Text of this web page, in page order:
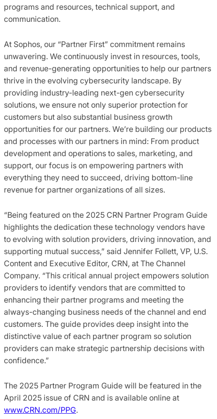
programs and resources, technical support, and
communication.
At Sophos, our “Partner First” commitment remains
unwavering. We continuously invest in resources, tools,
and revenue-generating opportunities to help our partners
thrive in the evolving cybersecurity landscape. By
providing industry-leading next-gen cybersecurity
solutions, we ensure not only superior protection for
customers but also substantial business growth
opportunities for our partners. We’re building our products
and processes with our partners in mind: From product
development and operations to sales, marketing, and
support, our focus is on empowering partners with
everything they need to succeed, driving bottom-line
revenue for partner organizations of all sizes.
“Being featured on the 2025 CRN Partner Program Guide
highlights the dedication these technology vendors have
to evolving with solution providers, driving innovation, and
supporting mutual success,” said Jennifer Follett, VP, U.S.
Content and Executive Editor, CRN, at The Channel
Company. “This critical annual project empowers solution
providers to identify vendors that are committed to
enhancing their partner programs and meeting the
always-changing business needs of the channel and end
customers. The guide provides deep insight into the
distinctive value of each partner program so solution
providers can make strategic partnership decisions with
confidence.”
The 2025 Partner Program Guide will be featured in the
April 2025 issue of CRN and is available online at
www.CRN.com/PPG.